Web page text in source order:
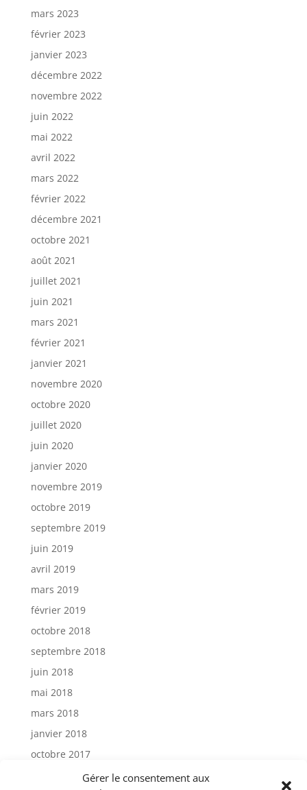
Gérer le consentement aux
mars 2023
février 2023
janvier 2023
décembre 2022
novembre 2022
juin 2022
mai 2022
avril 2022
mars 2022
février 2022
décembre 2021
octobre 2021
août 2021
juillet 2021
juin 2021
mars 2021
février 2021
janvier 2021
novembre 2020
octobre 2020
juillet 2020
juin 2020
janvier 2020
novembre 2019
octobre 2019
septembre 2019
juin 2019
avril 2019
mars 2019
février 2019
octobre 2018
septembre 2018
juin 2018
mai 2018
mars 2018
janvier 2018
octobre 2017
janvier 2017